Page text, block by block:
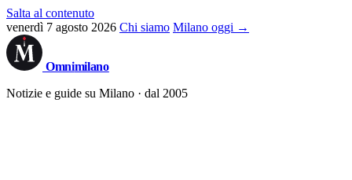
Salta al contenuto
venerdì 7 agosto 2026 Chi siamo Milano oggi →
Omnimilano
Notizie e guide su Milano · dal 2005